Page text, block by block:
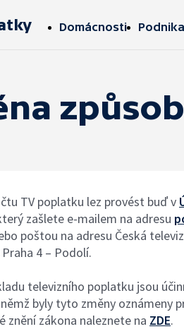
Domácnosti
TV poplatku lez provést buď v
zašlete e‑mailem na adresu
poštou na adresu Česká
4 – Podolí.
televizního poplatku jsou
byly tyto změny oznámeny
znění zákona naleznete na ZDE.